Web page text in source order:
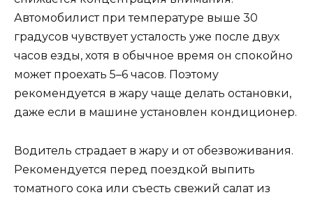
Автомобилист при температуре выше 30
градусов чувствует усталость уже после двух
часов езды, хотя в обычное время он спокойно
может проехать 5–6 часов. Поэтому
рекомендуется в жару чаще делать остановки,
даже если в машине установлен кондиционер.
Водитель страдает в жару и от обезвоживания.
Рекомендуется перед поездкой выпить
томатного сока или съесть свежий салат из